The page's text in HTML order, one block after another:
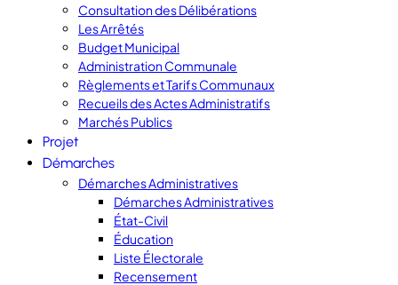
Consultation des Délibérations
Les Arrêtés
Budget Municipal
Administration Communale
Règlements et Tarifs Communaux
Recueils des Actes Administratifs
Marchés Publics
Projet
Démarches
Démarches Administratives
Démarches Administratives
État-Civil
Éducation
Liste Électorale
Recensement